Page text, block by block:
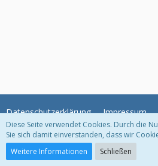
Datenschutzerklärung Impressum
Community-Software:
Diese Seite verwendet Cookies. Durch die
Sie sich damit einverstanden, dass wir
Weitere Informationen
Schließen